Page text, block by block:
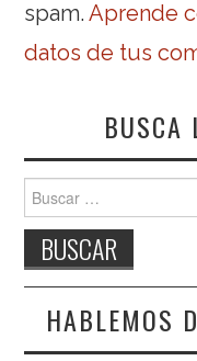
spam.Aprende
datos de tus
BUSCA
Buscar:
HABLEMOS